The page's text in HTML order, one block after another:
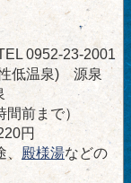
0952-23-2001
低温泉) 源泉
前まで）
円
殿様湯などの